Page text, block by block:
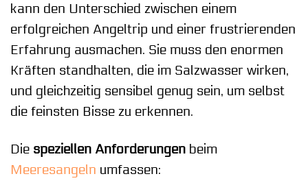
kann den Unterschied zwischen einem
erfolgreichen Angeltrip und einer frustrierenden
Erfahrung ausmachen. Sie muss den enormen
Kräften standhalten, die im Salzwasser wirken,
und gleichzeitig sensibel genug sein, um selbst
die feinsten Bisse zu erkennen.
Die speziellen Anforderungen beim
Meeresangeln umfassen: